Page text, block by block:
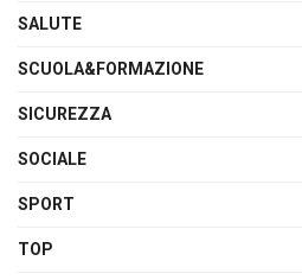
SALUTE
SCUOLA&FORMAZIONE
SICUREZZA
SOCIALE
SPORT
TOP